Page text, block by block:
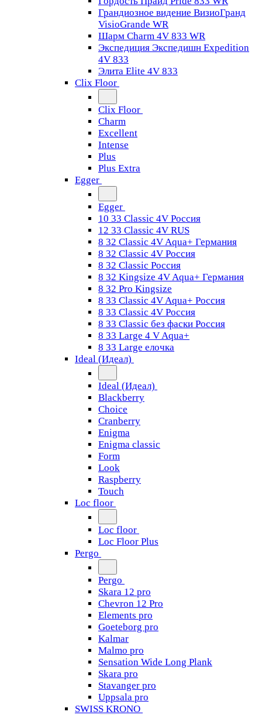
Грандиозное видение ВизиоГранд
VisioGrande WR
Шарм Charm 4V 833 WR
Экспедиция Экспедишн Expedition
4V 833
Элита Elite 4V 833
Clix Floor
Clix Floor
Charm
Excellent
Intense
Plus
Plus Extra
Egger
Egger
10 33 Classic 4V Россия
12 33 Classic 4V RUS
8 32 Classic 4V Aqua+ Германия
8 32 Classic 4V Россия
8 32 Classic Россия
8 32 Kingsize 4V Aqua+ Германия
8 32 Pro Kingsize
8 33 Classic 4V Aqua+ Россия
8 33 Classic 4V Россия
8 33 Classic без фаски Россия
8 33 Large 4 V Aqua+
8 33 Large елочка
Ideal (Идеал)
Ideal (Идеал)
Blackberry
Choice
Cranberry
Enigma
Enigma classic
Form
Look
Raspberry
Touch
Loc floor
Loc floor
Loc Floor Plus
Pergo
Pergo
Skara 12 pro
Chevron 12 Pro
Elements pro
Goeteborg pro
Kalmar
Malmo pro
Sensation Wide Long Plank
Skara pro
Stavanger pro
Uppsala pro
SWISS KRONO